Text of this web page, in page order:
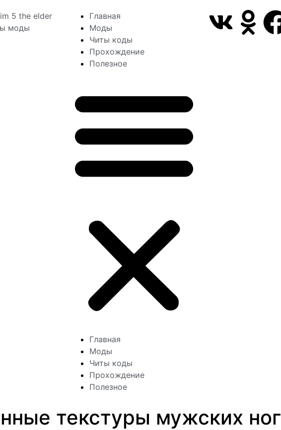
Главная
Моды
Читы коды
Прохождение
Полезное
Главная
Моды
Читы коды
Прохождение
Полезное
текстуры мужских ног